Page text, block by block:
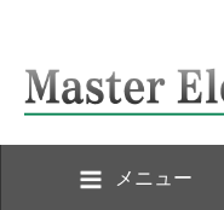
メニュー